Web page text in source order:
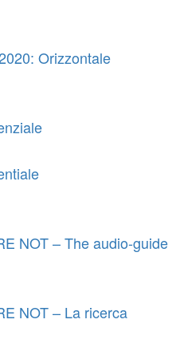
Orizzontale
NOT – The audio-guide
NOT – La ricerca